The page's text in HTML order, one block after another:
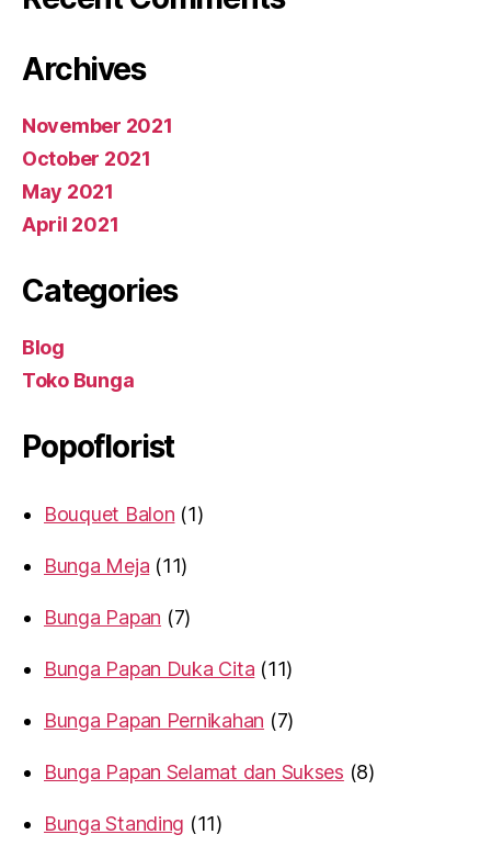
Archives
November 2021
October 2021
May 2021
April 2021
Categories
Blog
Toko Bunga
Popoflorist
Bouquet Balon 1
Bunga Meja 11
Bunga Papan 7
Bunga Papan Duka Cita 11
Bunga Papan Pernikahan 7
Bunga Papan Selamat dan Sukses 8
Bunga Standing 11